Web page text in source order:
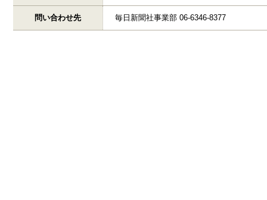
問い合わせ先 毎日新聞社事業部 06-6346-8377